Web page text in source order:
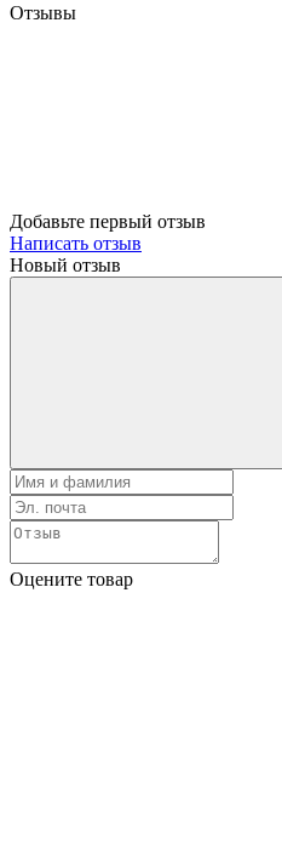
Отзывы
Добавьте первый отзыв
Написать отзыв
Новый отзыв
Оцените товар